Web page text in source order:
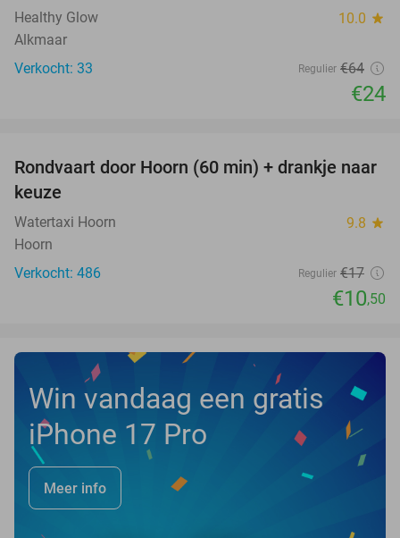
Healthy Glow 10.0 star
Alkmaar
Verkocht: 33
Regulier €64
€24
38%
Rondvaart door Hoorn (60 min) + drankje naar
keuze
Watertaxi Hoorn 9.8 star
Hoorn
Verkocht: 486
Regulier €17
€10,50
Win vandaag een gratis
iPhone 17 Pro
Meer info